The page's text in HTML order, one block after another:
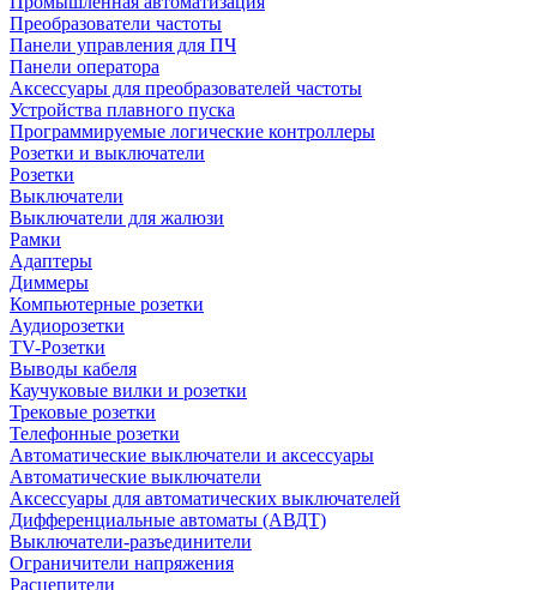
Преобразователи частоты
Панели управления для ПЧ
Панели оператора
Аксессуары для преобразователей частоты
Устройства плавного пуска
Программируемые логические контроллеры
Розетки и выключатели
Розетки
Выключатели
Выключатели для жалюзи
Рамки
Адаптеры
Диммеры
Компьютерные розетки
Аудиорозетки
TV-Розетки
Выводы кабеля
Каучуковые вилки и розетки
Трековые розетки
Телефонные розетки
Автоматические выключатели и аксессуары
Автоматические выключатели
Аксессуары для автоматических выключателей
Дифференциальные автоматы (АВДТ)
Выключатели-разъединители
Ограничители напряжения
Расцепители